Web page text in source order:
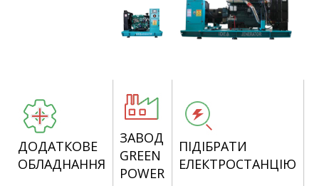
ДОДАТКОВЕ
ОБЛАДНАННЯ
ЗАВОД
GREEN
POWER
ПІДІБРАТИ
ЕЛЕКТРОСТАНЦІЮ